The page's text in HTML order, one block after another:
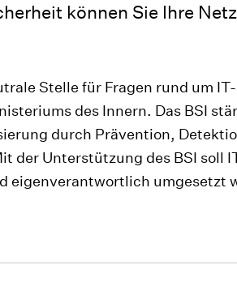
können Sie Ihre
Stelle für Fragen rund um
des Innern. Das BSI
durch Prävention,
der Unterstützung des BSI soll
eigenverantwortlich umgesetzt